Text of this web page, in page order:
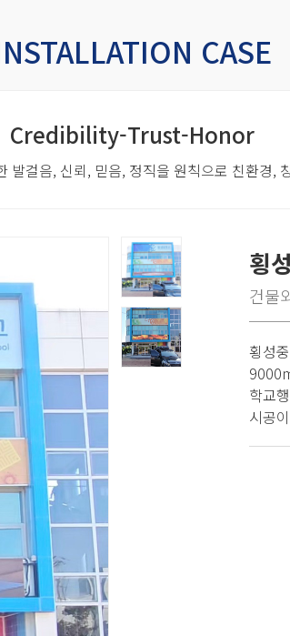
CASE
Credibility-Trust-Honor
발걸음, 신뢰, 믿음, 정직을 원칙으로 친환경,
횡
건물
횡성
학교
시공